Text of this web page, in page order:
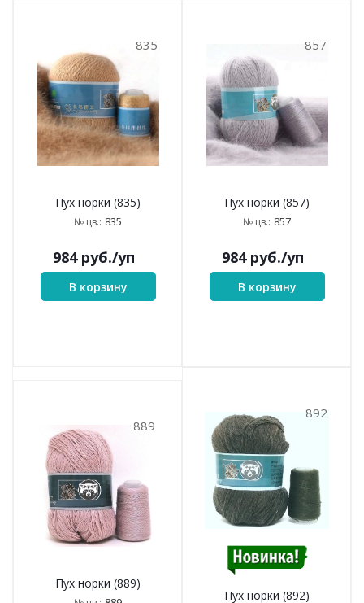
835
Пух норки (835)
№ цв.: 835
984руб./уп
В корзину
857
Пух норки (857)
№ цв.: 857
984руб./уп
В корзину
889
Пух норки (889)
892
Пух норки (892)